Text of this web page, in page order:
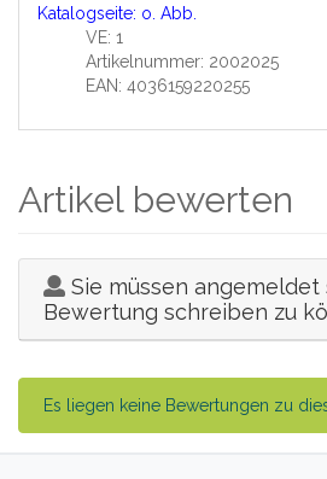
Katalogseite: o. Abb.
VE: 1
Artikelnummer: 2002025
EAN: 4036159220255
Artikel bewerten
Sie müssen angemeldet
Bewertung schreiben zu
Es liegen keine Bewertungen zu